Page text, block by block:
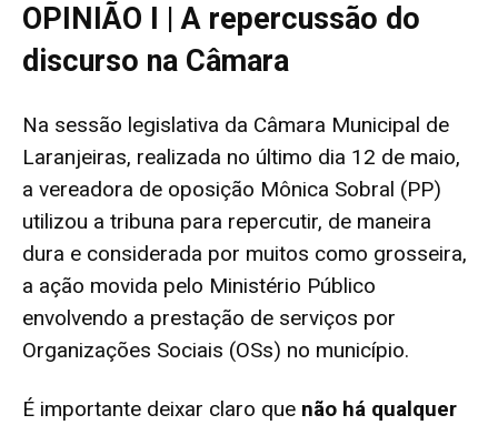
OPINIÃO I | A repercussão do
discurso na Câmara
Na sessão legislativa da Câmara Municipal de
Laranjeiras, realizada no último dia 12 de maio,
a vereadora de oposição Mônica Sobral (PP)
utilizou a tribuna para repercutir, de maneira
dura e considerada por muitos como grosseira,
a ação movida pelo Ministério Público
envolvendo a prestação de serviços por
Organizações Sociais (OSs) no município.
É importante deixar claro que não há qualquer